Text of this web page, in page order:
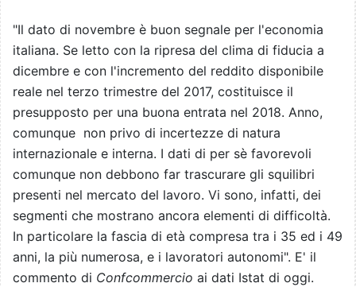
"Il dato di novembre è buon segnale per l'economia
italiana. Se letto con la ripresa del clima di fiducia a
dicembre e con l'incremento del reddito disponibile
reale nel terzo trimestre del 2017, costituisce il
presupposto per una buona entrata nel 2018. Anno,
comunque non privo di incertezze di natura
internazionale e interna. I dati di per sè favorevoli
comunque non debbono far trascurare gli squilibri
presenti nel mercato del lavoro. Vi sono, infatti, dei
segmenti che mostrano ancora elementi di difficoltà.
In particolare la fascia di età compresa tra i 35 ed i 49
anni, la più numerosa, e i lavoratori autonomi". E' il
commento di Confcommercio ai dati Istat di oggi.